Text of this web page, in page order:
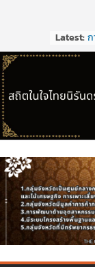
content
Latest: ก
เ
ก
๒
ภ
ป
เ
จั